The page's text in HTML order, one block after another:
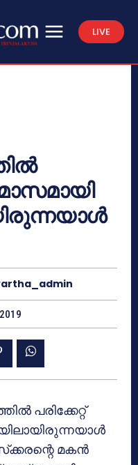
LIVE
മാസമായി
പരിക്കേറ്റ്
മകന്‍